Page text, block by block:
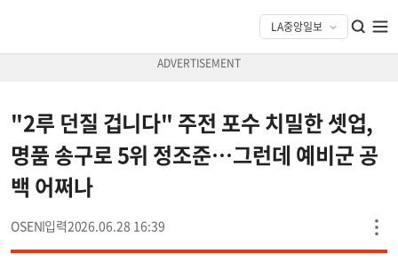
"2루 던질 겁니다" 주전 포수 치밀한 셋업,
명품 송구로 5위 정조준…그런데 예비군 공
백 어쩌나
OSEN 2026.06.28 16:39